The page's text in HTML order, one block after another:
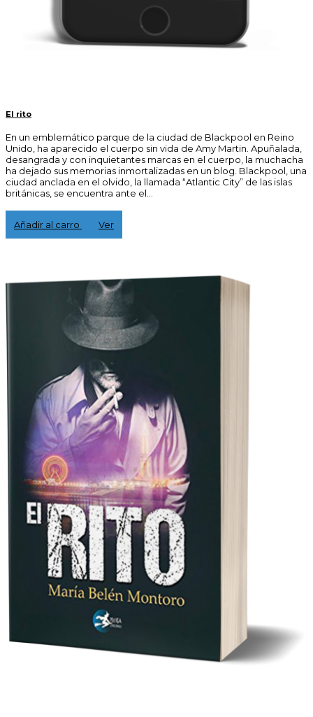
El rito
En un emblemático parque de la ciudad de Blackpool en Reino
Unido, ha aparecido el cuerpo sin vida de Amy Martin. Apuñalada,
desangrada y con inquietantes marcas en el cuerpo, la muchacha
ha dejado sus memorias inmortalizadas en un blog. Blackpool, una
ciudad anclada en el olvido, la llamada “Atlantic City” de las islas
británicas, se encuentra ante el...
3,00 €
Añadir al carro
Ver